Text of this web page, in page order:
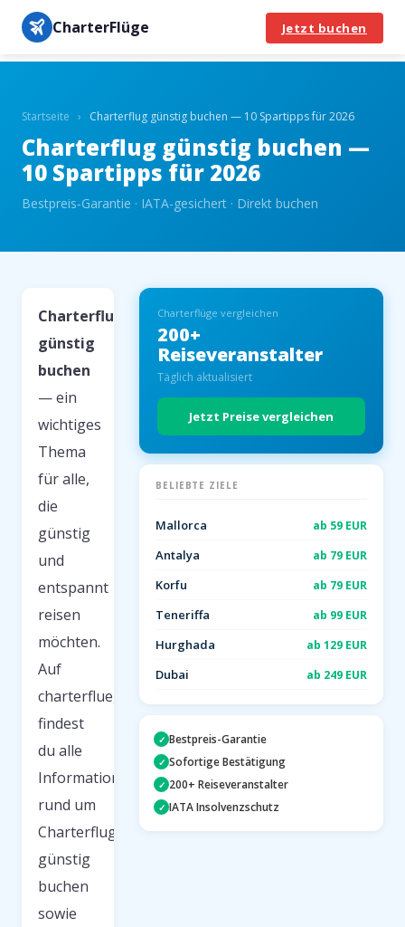
CharterFlüge Jetzt buchen
Startseite › Charterflug günstig buchen — 10 Spartipps für 2026
Charterflug günstig buchen —
10 Spartipps für 2026
Bestpreis-Garantie · IATA-gesichert · Direkt buchen
Charterflug
günstig
buchen
— ein
wichtiges
Thema
für alle,
die
günstig
und
entspannt
reisen
möchten.
Auf
charterfluege.net
findest
du alle
Informationen
rund um
Charterflug
günstig
buchen
sowie
Charterflüge vergleichen
200+
Reiseveranstalter
Täglich aktualisiert
Jetzt Preise vergleichen
BELIEBTE ZIELE
Mallorca ab 59 EUR
Antalya ab 79 EUR
Korfu ab 79 EUR
Teneriffa ab 99 EUR
Hurghada ab 129 EUR
Dubai ab 249 EUR
✓ Bestpreis-Garantie
✓ Sofortige Bestätigung
✓ 200+ Reiseveranstalter
✓ IATA Insolvenzschutz